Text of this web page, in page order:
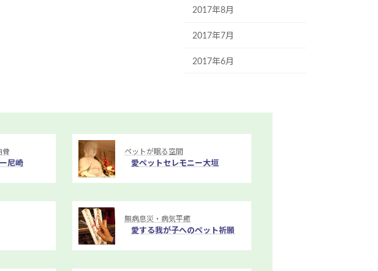
2017年8月
2017年7月
2017年6月
骨
尼崎
ペットが眠る空間
愛ペットセレモニー大垣
無病息災・病気平癒
愛する我が子へのペット祈願